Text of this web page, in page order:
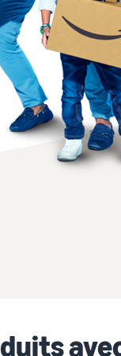
Comment vendre
Vendez des
Comment vendre
Développez votre